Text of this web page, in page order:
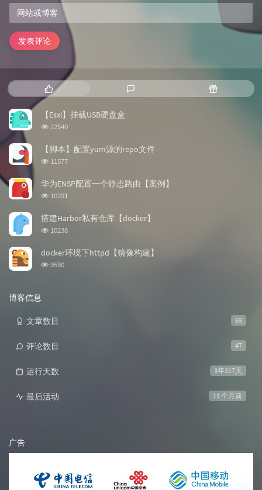
发表评论
热
门
文
章
新
随
机
【Esxi】挂载USB硬盘盒
浏
次
数:
22540
【脚本】配置yum源的repo文件
浏
次
数:
11577
华为ENSP配置一个静态路由【案例】
浏
次
数:
10291
搭建Harbor私有仓库【docker】
浏
次
10238
docker环境下httpd【镜像构建】
浏
9590
博客信息
69
文章数目
47
评论数目
3年317天
运行天数
11 个月前
最后活动
广告